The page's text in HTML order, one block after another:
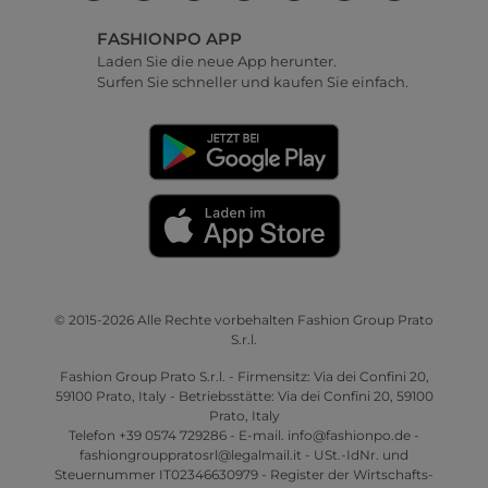
FASHIONPO APP
Laden Sie die neue App herunter.
Surfen Sie schneller und kaufen Sie einfach.
© 2015-2026 Alle Rechte vorbehalten Fashion Group Prato
S.r.l.
Fashion Group Prato S.r.l. - Firmensitz: Via dei Confini 20,
59100 Prato, Italy - Betriebsstätte: Via dei Confini 20, 59100
Prato, Italy
Telefon +39 0574 729286 - E-mail. info@fashionpo.de -
fashiongrouppratosrl@legalmail.it - USt.-IdNr. und
Steuernummer IT02346630979 - Register der Wirtschafts-